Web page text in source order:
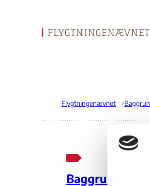
Gå til forsiden
Flygtningenævnet